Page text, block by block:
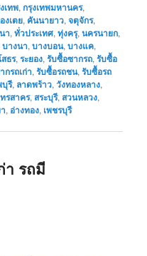
เทพ,กรุงเทพมหานคร,
งเตย, คันนายาว,จตุจักร,
า,ทั่วประเทศ,ทุ่งครุ,นครนายก,
บางนา,บางบอน,บางแค,
ธร,ระยอง,รับซื้อซากรถ,รับซื้อ
รถเก่า,รับซื้อรถชน,รับซื้อรถ
บุรี, ลาดพร้าว,วังทองหลาง,
รสาคร, สระบุรี, สวนหลวง,
, อ่างทอง, เพชรบุรี
า รถมี